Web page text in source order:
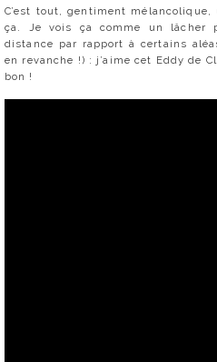
C’est tout, gentiment
ça. Je vois ça comme un lâcher
distance par rapport à certains
en revanche !) : j’aime cet Eddy de
bon !